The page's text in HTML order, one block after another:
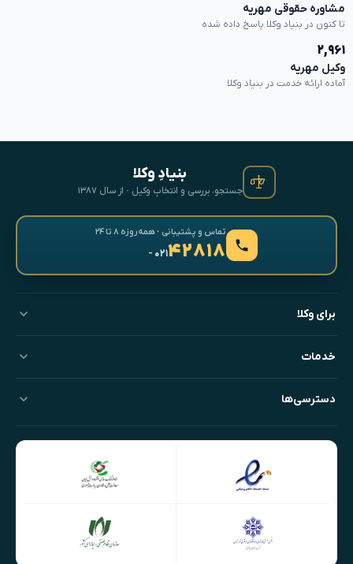
مشاوره حقوقی مهریه
تا کنون در بنیاد وکلا پاسخ داده شده
۲,۹۶۱
وکیل مهریه
آماده ارائه خدمت در بنیاد وکلا
بنیادِ وکلا
جستجو، بررسی و انتخابِ وکیل · از سال ۱۳۸۷
تماس و پشتیبانی · همه‌روزه ۸ تا ۲۴
۴۲۸۱۸- ۰۲۱
برای وکلا
خدمات
دسترسی‌ها